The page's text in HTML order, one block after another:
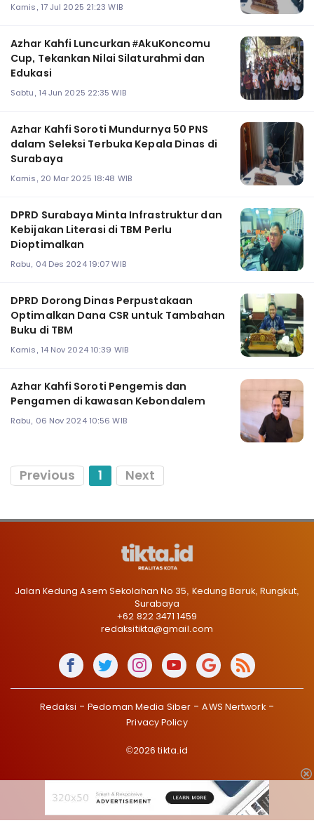
Kamis, 17 Jul 2025 21:23 WIB
Azhar Kahfi Luncurkan #AkuKoncomu
Cup, Tekankan Nilai Silaturahmi dan
Edukasi
Sabtu, 14 Jun 2025 22:35 WIB
Azhar Kahfi Soroti Mundurnya 50 PNS
dalam Seleksi Terbuka Kepala Dinas di
Surabaya
Kamis, 20 Mar 2025 18:48 WIB
DPRD Surabaya Minta Infrastruktur dan
Kebijakan Literasi di TBM Perlu
Dioptimalkan
Rabu, 04 Des 2024 19:07 WIB
DPRD Dorong Dinas Perpustakaan
Optimalkan Dana CSR untuk Tambahan
Buku di TBM
Kamis, 14 Nov 2024 10:39 WIB
Azhar Kahfi Soroti Pengemis dan
Pengamen di kawasan Kebondalem
Rabu, 06 Nov 2024 10:56 WIB
Previous 1 Next
Jalan Kedung Asem Sekolahan No 35, Kedung Baruk, Rungkut,
Surabaya
+62 822 3471 1459
redaksitikta@gmail.com
Redaksi Pedoman Media Siber
AWS Nertwork
Privacy Policy
©2026 tikta.id